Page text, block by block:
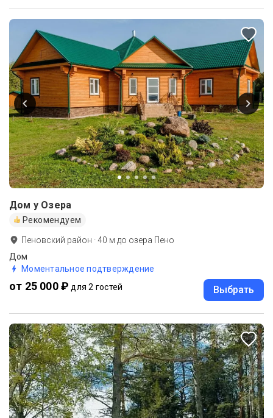
Дом у Озера
Рекомендуем
Пеновский район ·40 м до озера Пено
Дом
Моментальное подтверждение
от 25 000 ₽ для 2 гостей Выбрать